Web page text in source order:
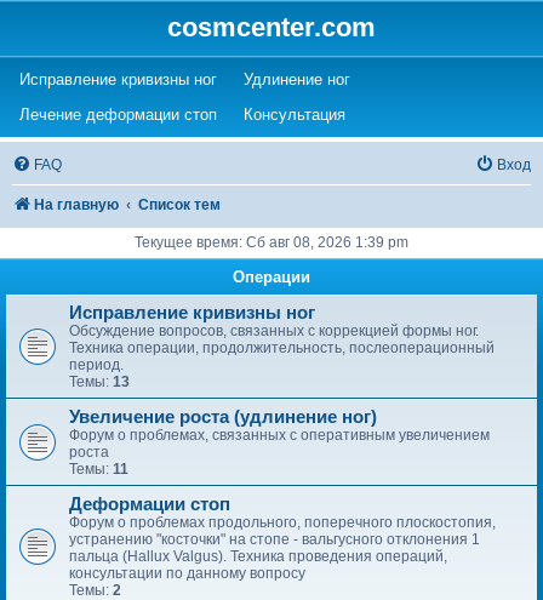
cosmcenter.com
Исправление кривизны ног(Opens a new tab)
Удлинение ног(Opens a new tab)
Лечение деформации стоп(Opens a new tab)
Консультация(Opens a new tab)
FAQ Вход
На главную Список тем
Текущее время: Сб авг 08, 2026 1:39 pm
Операции
Исправление кривизны ног
Обсуждение вопросов, связанных с коррекцией формы ног.
Техника операции, продолжительность, послеоперационный
период.
Темы: 13
Увеличение роста (удлинение ног)
Форум о проблемах, связанных с оперативным увеличением
роста
Темы: 11
Деформации стоп
Форум о проблемах продольного, поперечного плоскостопия,
устранению "косточки" на стопе - вальгусного отклонения 1
пальца (Hallux Valgus). Техника проведения операций,
консультации по данному вопросу
Темы: 2